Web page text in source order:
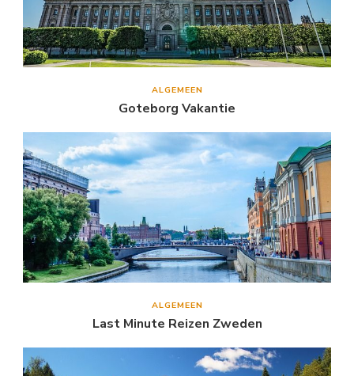
ALGEMEEN
Goteborg Vakantie
ALGEMEEN
Last Minute Reizen Zweden